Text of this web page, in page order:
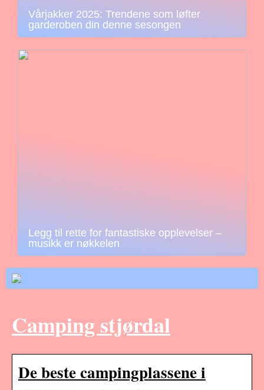
Vårjakker 2025: Trendene som løfter
garderoben din denne sesongen
Legg til rette for fantastiske opplevelser –
musikk er nøkkelen
Camping stjørdal
De beste campingplassene i